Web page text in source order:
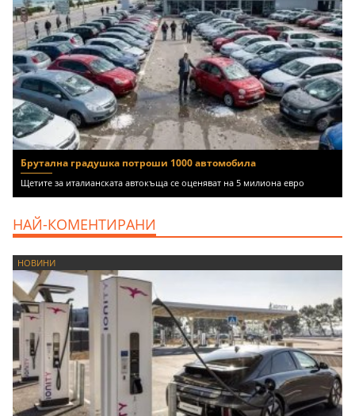
Брутална градушка потроши 1000 автомобила
Щетите за италианската автокъща се оценяват на 5 милиона евро
НАЙ-КОМЕНТИРАНИ
НОВИНИ